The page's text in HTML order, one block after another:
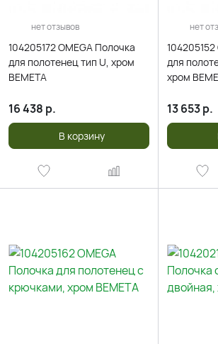
нет отзывов
104205172 OMEGA Полочка
для полотенец тип U, хром
BEMETA
16 438 р.
В корзину
нет
для
хром
13 653р.